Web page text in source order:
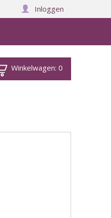
Inloggen
Winkelwagen:0